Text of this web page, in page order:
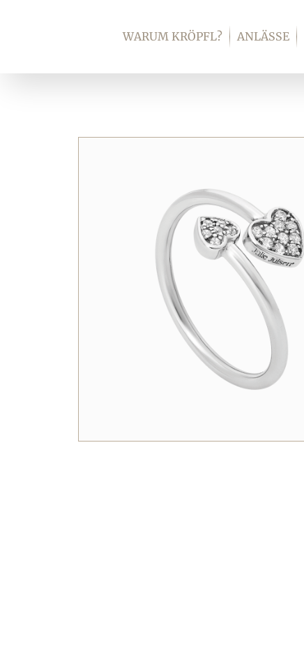
WARUM KRÖPFL? ANLÄSSE